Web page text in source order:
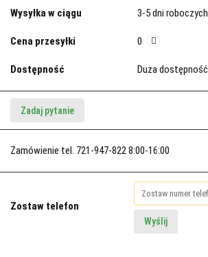
Wysyłka w ciągu 3-5 dni roboczych
Cena przesyłki 0
Dostępność Duża dostępność
Zadaj pytanie
Zamówienie tel. 721-947-822 8:00-16:00
Zostaw telefon
Wyślij